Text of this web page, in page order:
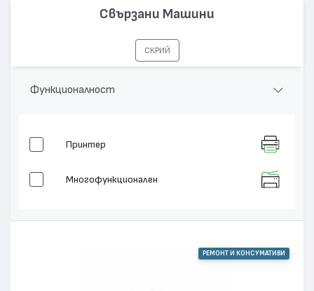
Свързани Машини
СКРИЙ
Функционалност
Принтер
Многофункционален
РЕМОНТ И КОНСУМАТИВИ